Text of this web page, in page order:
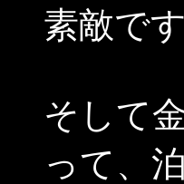
素敵で
そして
って、